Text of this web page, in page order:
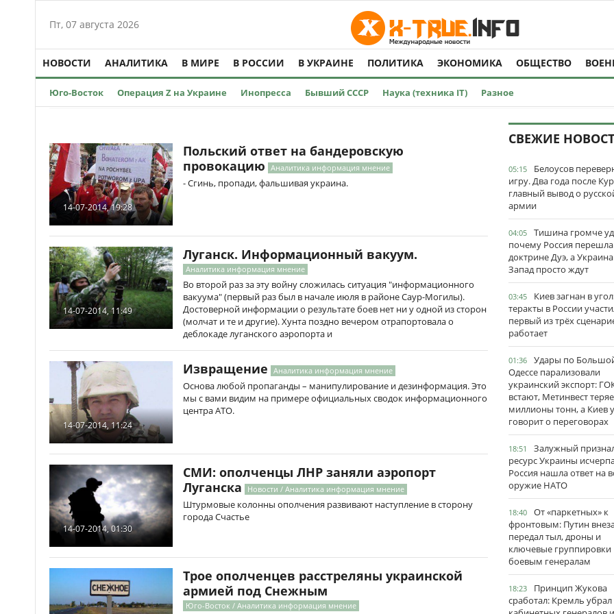
Пт, 07 августа 2026
НОВОСТИ АНАЛИТИКА В МИРЕ В РОССИИ В УКРАИНЕ ПОЛИТИКА ЭКОНОМИКА ОБЩЕСТВО
Юго-Восток Операция Z на Украине Инопресса Бывший СССР Наука (техника IT) Разное
14-07-2014, 19:28
Польский ответ на бандеровскую
провокацию Аналитика информация мнение
- Сгинь, пропади, фальшивая украина.
14-07-2014, 11:49
Луганск. Информационный вакуум.
Аналитика информация мнение
Во второй раз за эту войну сложилась ситуация "информационного
вакуума" (первый раз был в начале июля в районе Саур-Могилы).
Достоверной информации о результате боев нет ни у одной из сторон
(молчат и те и другие). Хунта поздно вечером отрапортовала о
деблокаде луганского аэропорта и
14-07-2014, 11:24
Извращение Аналитика информация мнение
Основа любой пропаганды – манипулирование и дезинформация. Это
мы с вами видим на примере официальных сводок информационного
центра АТО.
14-07-2014, 01:30
СМИ: ополченцы ЛНР заняли аэропорт
Луганска
Новости / Аналитика информация мнение
Штурмовые колонны ополчения развивают наступление в сторону
города Счастье
Трое ополченцев расстреляны украинской
армией под Снежным
Юго-Восток / Аналитика информация мнение
СВЕЖИЕ
05:15
Белоусов
игру. Два года после
главный вывод о
армии
04:05
Тишина громче
почему Россия
доктрине Дуэ, а
Запад просто ждут
03:45
Киев загнан в
теракты в России
первый из трёх
работает
01:36
Удары по
Одессе парализовали
украинский экспорт:
встают, Метинвест
миллионы тонн, а Киев
говорит о переговорах
18:51
Залужный
ресурс Украины
Россия нашла ответ на
оружие НАТО
18:40
От «паркетных» к
фронтовым: Путин
передал тыл, дроны и
ключевые группировки
боевым генералам
18:23
Принцип Жукова
сработал: Кремль убрал